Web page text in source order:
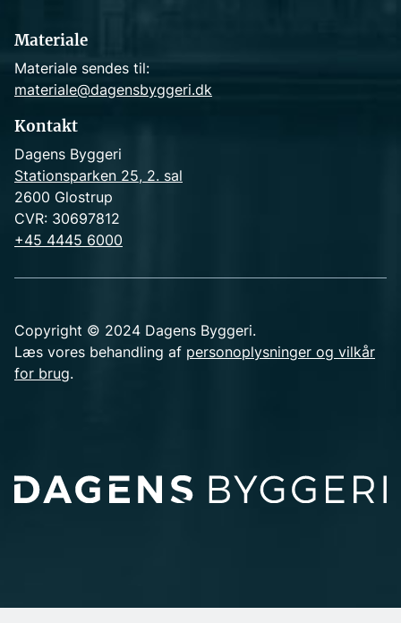
Materiale
Materiale sendes til:
materiale@dagensbyggeri.dk
Kontakt
Dagens Byggeri
Stationsparken 25, 2. sal
2600 Glostrup
CVR: 30697812
+45 4445 6000
Copyright © 2024 Dagens Byggeri.
Læs vores behandling af personoplysninger og vilkår
for brug.